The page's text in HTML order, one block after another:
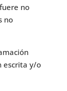
no
no
escrita y/o